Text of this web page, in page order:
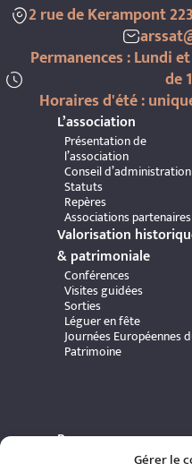
Gérer le
2 rue de Kerampont
Permanences : Lundi
de
Horaires d'été :
L’association
Présentation de
l’association
Conseil d’administration
Statuts
Repères
Associations partenaires
Valorisation
& patrimoniale
Conférences
Visites guidées
Sorties
Léguer en fête
Journées Européennes
Patrimoine
Ressources
Carte interactive